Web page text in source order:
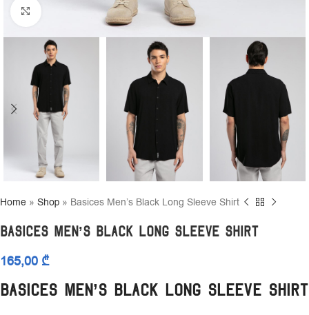
Click to enlarge
Home » Shop » Basices Men’s Black Long Sleeve Shirt
Basices Men’s Black Long Sleeve Shirt
165,00 ₾
Basices Men’s Black Long Sleeve Shirt